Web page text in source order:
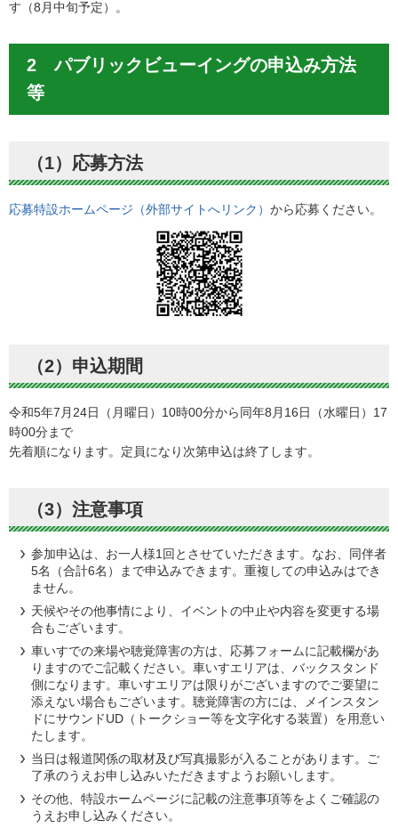
す（8月中旬予定）。
2 パブリックビューイングの申込み方法
等
（1）応募方法
応募特設ホームページ（外部サイトへリンク） から応募ください。
（2）申込期間
令和5年7月24日（月曜日）10時00分から同年8月16日（水曜日）17
時00分まで
先着順になります。定員になり次第申込は終了します。
（3）注意事項
参加申込は、お一人様1回とさせていただきます。なお、同伴者
5名（合計6名）まで申込みできます。重複しての申込みはでき
ません。
天候やその他事情により、イベントの中止や内容を変更する場
合もございます。
車いすでの来場や聴覚障害の方は、応募フォームに記載欄があ
りますのでご記載ください。車いすエリアは、バックスタンド
側になります。車いすエリアは限りがございますのでご要望に
添えない場合もございます。聴覚障害の方には、メインスタン
ドにサウンドUD（トークショー等を文字化する装置）を用意い
たします。
当日は報道関係の取材及び写真撮影が入ることがあります。ご
了承のうえお申し込みいただきますようお願いします。
その他、特設ホームページに記載の注意事項等をよくご確認の
うえお申し込みください。